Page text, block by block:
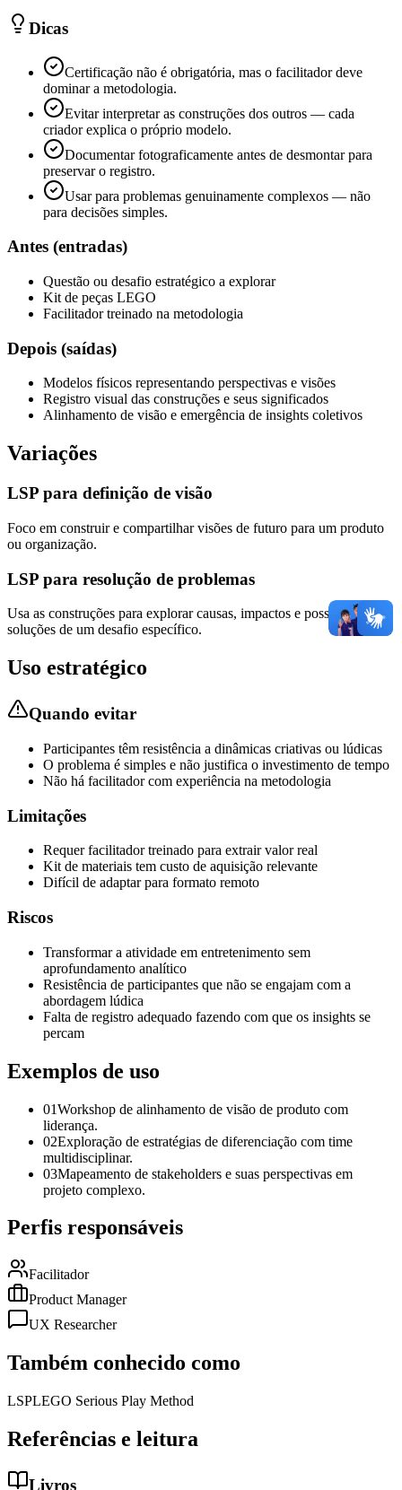
Dicas
Certificação não é obrigatória, mas o facilitador deve
dominar a metodologia.
Evitar interpretar as construções dos outros — cada
criador explica o próprio modelo.
Documentar fotograficamente antes de desmontar para
preservar o registro.
Usar para problemas genuinamente complexos — não
para decisões simples.
Antes (entradas)
Questão ou desafio estratégico a explorar
Kit de peças LEGO
Facilitador treinado na metodologia
Depois (saídas)
Modelos físicos representando perspectivas e visões
Registro visual das construções e seus significados
Alinhamento de visão e emergência de insights coletivos
Variações
LSP para definição de visão
Foco em construir e compartilhar visões de futuro para um produto
ou organização.
LSP para resolução de problemas
Usa as construções para explorar causas, impactos e possíveis
soluções de um desafio específico.
Uso estratégico
Quando evitar
Participantes têm resistência a dinâmicas criativas ou lúdicas
O problema é simples e não justifica o investimento de tempo
Não há facilitador com experiência na metodologia
Limitações
Requer facilitador treinado para extrair valor real
Kit de materiais tem custo de aquisição relevante
Difícil de adaptar para formato remoto
Riscos
Transformar a atividade em entretenimento sem
aprofundamento analítico
Resistência de participantes que não se engajam com a
abordagem lúdica
Falta de registro adequado fazendo com que os insights se
percam
Exemplos de uso
01Workshop de alinhamento de visão de produto com
liderança.
02Exploração de estratégias de diferenciação com time
multidisciplinar.
03Mapeamento de stakeholders e suas perspectivas em
projeto complexo.
Perfis responsáveis
Facilitador
Product Manager
UX Researcher
Também conhecido como
LSPLEGO Serious Play Method
Referências e leitura
Livros